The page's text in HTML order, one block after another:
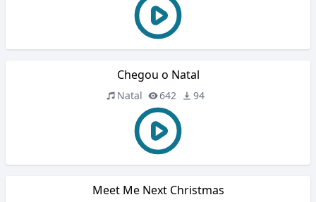
Chegou o Natal
Natal 642 94
Meet Me Next Christmas